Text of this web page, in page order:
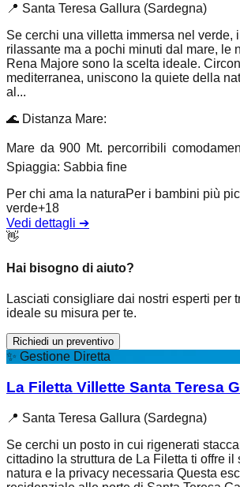
📍 Santa Teresa Gallura (Sardegna)
Se cerchi una villetta immersa nel verde,
rilassante ma a pochi minuti dal mare, le
Rena Majore sono la scelta ideale.
mediterranea, uniscono la quiete della
al...
🌊 Distanza Mare:
Mare da 900 Mt. percorribili
Spiaggia: Sabbia fine
Per chi ama la naturaPer i bambini più
verde+18
Vedi dettagli ➔
👋
Hai bisogno di aiuto?
Lasciati consigliare dai nostri esperti per
ideale su misura per te.
Richiedi un preventivo
✨ Gestione Diretta
La Filetta Villette Santa Teresa
📍 Santa Teresa Gallura (Sardegna)
Se cerchi un posto in cui rigenerati
cittadino la struttura de La Filetta ti offre il
natura e la privacy necessaria Questa